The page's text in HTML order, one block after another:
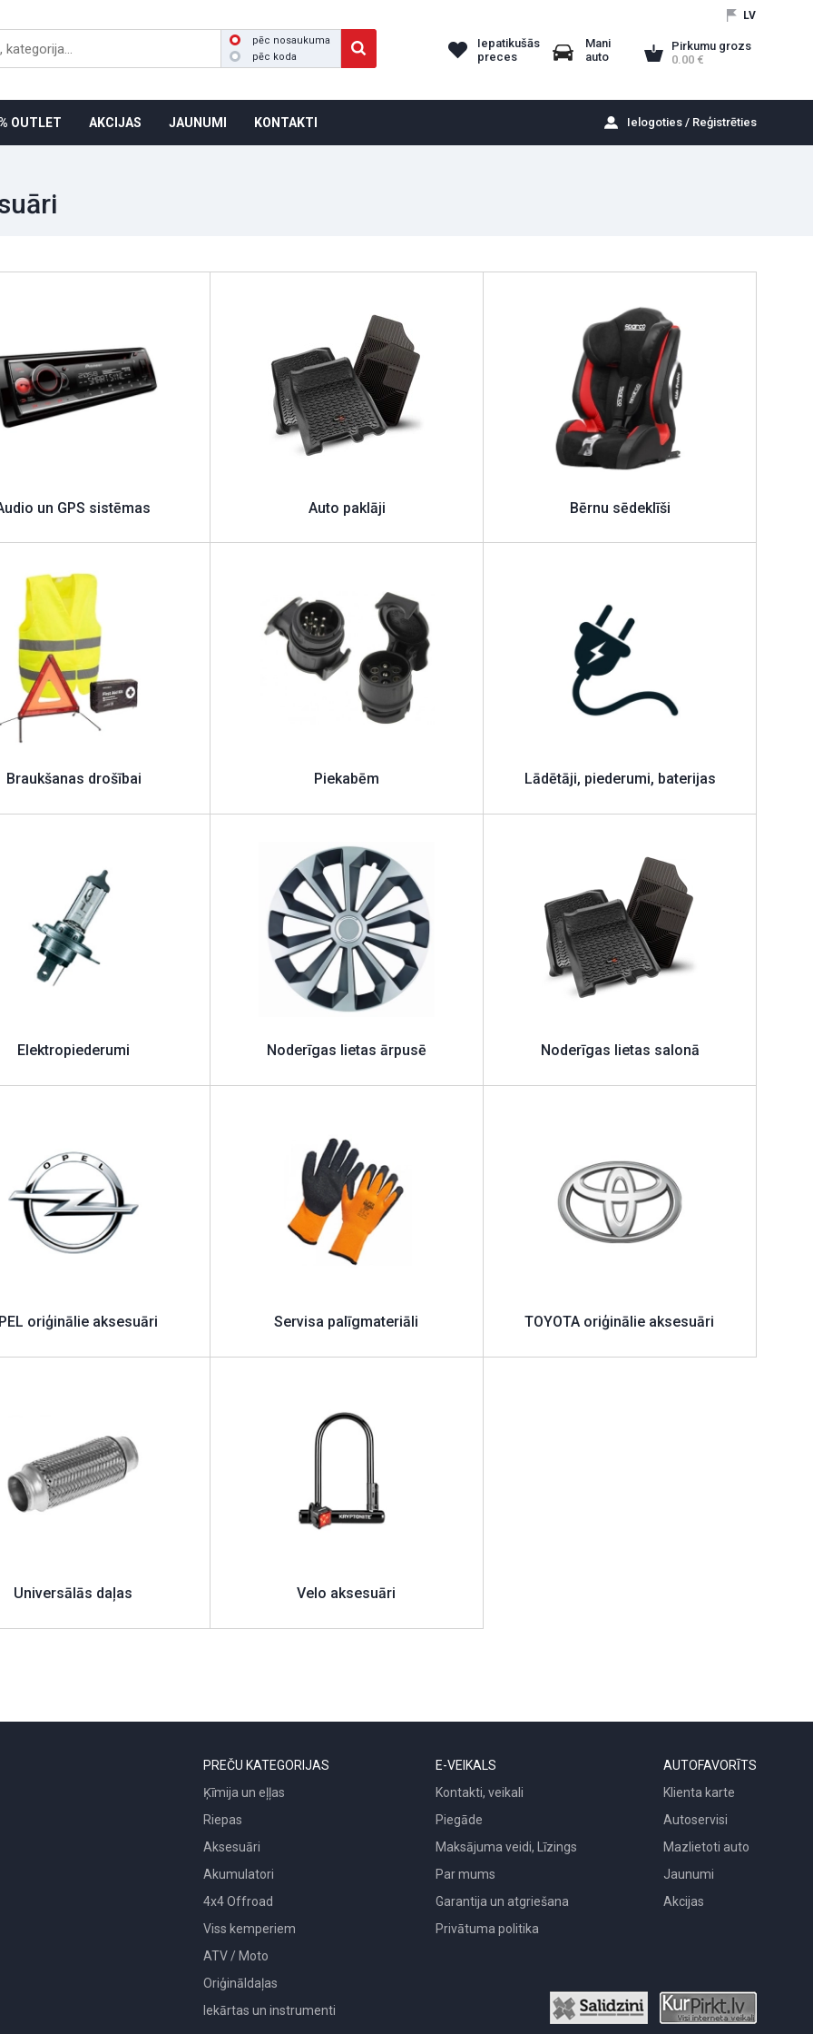
LV
Iepatikušās
preces
Mani
auto
Pirkumu grozs
0.00
pēc nosaukuma
pēc koda
Ielogoties / Reģistrēties
OUTLET AKCIJAS JAUNUMI KONTAKTI
un GPS sistēmas Auto paklāji Bērnu sēdeklīši
Braukšanas drošībai Piekabēm Lādētāji, piederumi, baterijas
Elektropiederumi Noderīgas lietas ārpusē Noderīgas lietas salonā
oriģinālie aksesuāri Servisa palīgmateriāli TOYOTA oriģinālie aksesuāri
Universālās daļas Velo aksesuāri
PREČU KATEGORIJAS
Ķīmija un eļļas
Riepas
Aksesuāri
Akumulatori
4x4 Offroad
Viss kemperiem
ATV / Moto
Oriģināldaļas
Iekārtas un instrumenti
E-VEIKALS
Kontakti, veikali
Piegāde
Maksājuma veidi, Līzings
Par mums
Garantija un atgriešana
Privātuma politika
AUTOFAVORĪTS
Klienta karte
Autoservisi
Mazlietoti auto
Jaunumi
Akcijas